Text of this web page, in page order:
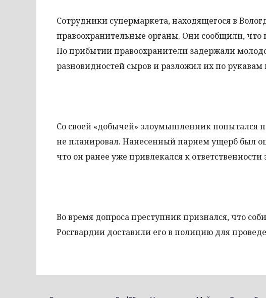
Сотрудники супермаркета, находящегося в
правоохранительные органы. Они сообщили, что
По прибытии правоохранители задержали
разновидностей сыров и разложил их по
Со своей «добычей» злоумышленник попытался
не планировал. Нанесенный парнем ущерб был
что он ранее уже привлекался к ответственности
Во время допроса преступник признался, что
Росгвардии доставили его в полицию для